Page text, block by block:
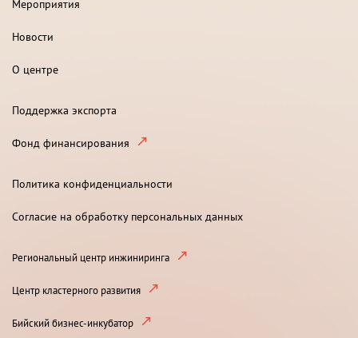
Мероприятия
Новости
О центре
Поддержка экспорта
Фонд финансирования
Политика конфиденциальности
Согласие на обработку персональных данных
Региональный центр инжиниринга
Центр кластерного развития
Бийский бизнес-инкубатор